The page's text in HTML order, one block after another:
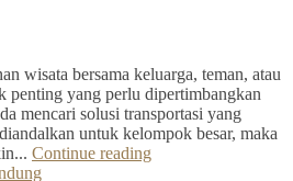
wisata bersama keluarga, teman, atau
penting yang perlu dipertimbangkan
mencari solusi transportasi yang
untuk kelompok besar, maka
Continue reading